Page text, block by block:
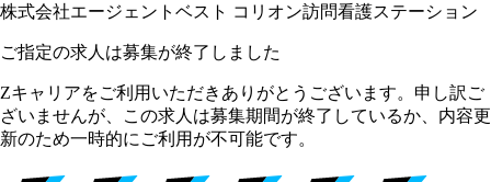
株式会社エージェントベスト コリオン訪問看護ステーション
ご指定の求人は募集が終了しました
Zキャリアをご利用いただきありがとうございます。申し訳ご
ざいませんが、この求人は募集期間が終了しているか、内容更
新のため一時的にご利用が不可能です。